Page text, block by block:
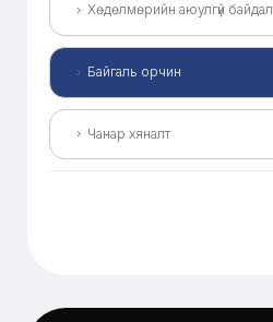
Хөдөлмөрийн аюулгүй байдал
Байгаль орчин
Чанар хяналт